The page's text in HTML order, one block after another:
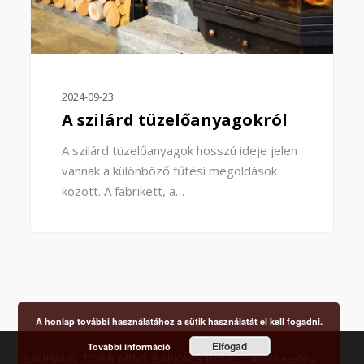
2024-09-23
A szilárd tüzelőanyagokról
A szilárd tüzelőanyagok hosszú ideje jelen
vannak a különböző fűtési megoldások
között. A fabrikett, a…
BAUHAUS, TÖBB MINT BARKÁCS BLOG. -Adatkezelési
A honlap további használatához a sütik használatát el kell fogadni.
További információ Elfogad